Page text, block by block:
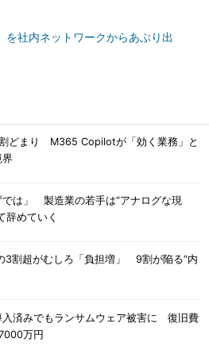
を社内ネットワークからあぶり出
どまり M365 Copilotが「効く業務」と
では」 製造業の若手は“アナログな現
辞めていく
3割超がむしろ「負担増」 9割が陥る“内
入済みでもランサムウェア被害に 復旧費
万円